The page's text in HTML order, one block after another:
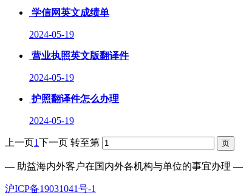
学信网英文成绩单
2024-05-19
营业执照英文版翻译件
2024-05-19
护照翻译件怎么办理
2024-05-19
上一页1下一页 转至第
— 助益海内外客户在国内外各机构与单位的事宜办理 —
沪ICP备19031041号-1